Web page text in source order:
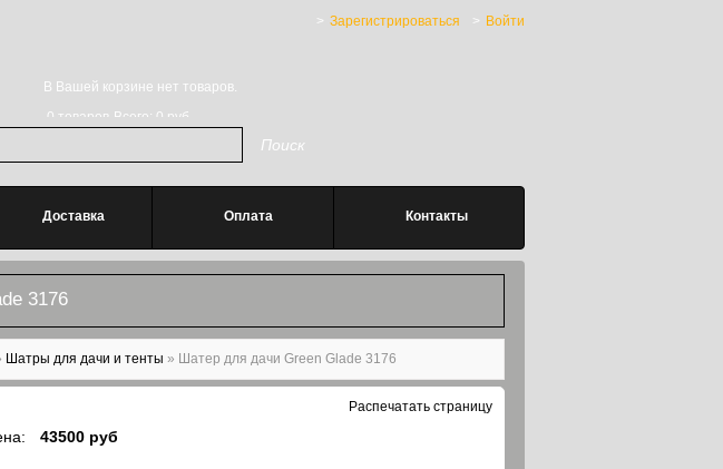
Зарегистрироваться
Войти
В Вашей корзине нет товаров.
0 товаров Всего: 0 руб
Доставка Оплата Контакты
3176
Шатры для дачи и тенты » Шатер для дачи Green Glade 3176
Распечатать страницу
43500 руб